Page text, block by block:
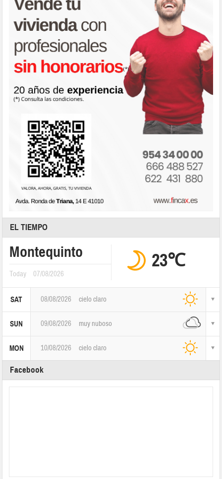
EL TIEMPO
Montequinto
Today 07/08/2026
23℃
SAT 08/08/2026 cielo claro
SUN 09/08/2026 muy nuboso
MON 10/08/2026 cielo claro
Facebook